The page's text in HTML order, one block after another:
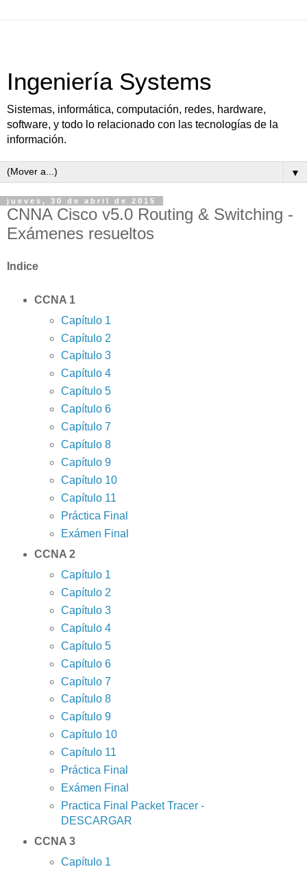
Ingeniería Systems
Sistemas, informática, computación, redes, hardware,
software, y todo lo relacionado con las tecnologías de la
información.
▼
jueves, 30 de abril de 2015
CNNA Cisco v5.0 Routing & Switching -
Exámenes resueltos
Indice
CCNA 1
Capítulo 1
Capítulo 2
Capítulo 3
Capítulo 4
Capítulo 5
Capítulo 6
Capítulo 7
Capítulo 8
Capítulo 9
Capítulo 10
Capítulo 11
Práctica Final
Exámen Final
CCNA 2
Capítulo 1
Capítulo 2
Capítulo 3
Capítulo 4
Capítulo 5
Capítulo 6
Capítulo 7
Capítulo 8
Capítulo 9
Capítulo 10
Capítulo 11
Práctica Final
Exámen Final
Practica Final Packet Tracer -
DESCARGAR
CCNA 3
Capítulo 1